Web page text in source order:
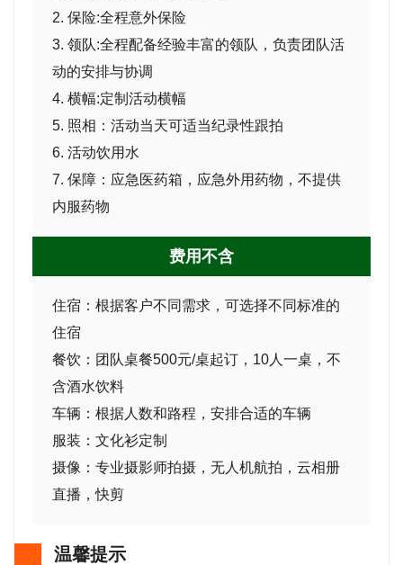
2. 保险:全程意外保险
3. 领队:全程配备经验丰富的领队，负责团队活
动的安排与协调
4. 横幅:定制活动横幅
5. 照相：活动当天可适当纪录性跟拍
6. 活动饮用水
7. 保障：应急医药箱，应急外用药物，不提供
内服药物
费用不含
住宿：根据客户不同需求，可选择不同标准的
住宿
餐饮：团队桌餐500元/桌起订，10人一桌，不
含酒水饮料
车辆：根据人数和路程，安排合适的车辆
服装：文化衫定制
摄像：专业摄影师拍摄，无人机航拍，云相册
直播，快剪
温馨提示